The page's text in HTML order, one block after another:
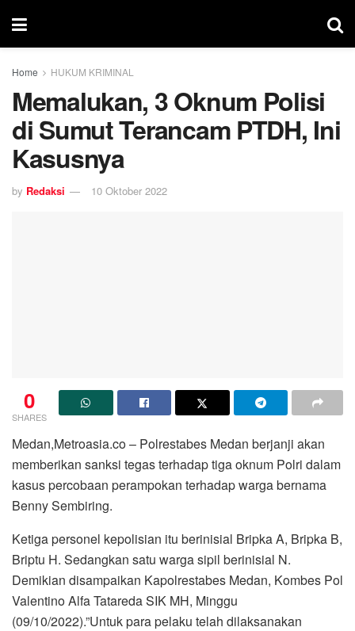
Home HUKUM KRIMINAL
Memalukan, 3 Oknum Polisi
di Sumut Terancam PTDH, Ini
Kasusnya
by Redaksi 10 Oktober 2022
0
SHARES
Medan,Metroasia.co – Polrestabes Medan berjanji akan
memberikan sanksi tegas terhadap tiga oknum Polri dalam
kasus percobaan perampokan terhadap warga bernama
Benny Sembiring.
Ketiga personel kepolisian itu berinisial Bripka A, Bripka B,
Briptu H. Sedangkan satu warga sipil berinisial N.
Demikian disampaikan Kapolrestabes Medan, Kombes Pol
Valentino Alfa Tatareda SIK MH, Minggu
(09/10/2022).”Untuk para pelaku telah dilaksanakan